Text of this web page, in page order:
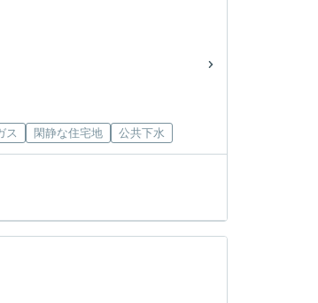
ス 閑静な住宅地 公共下水